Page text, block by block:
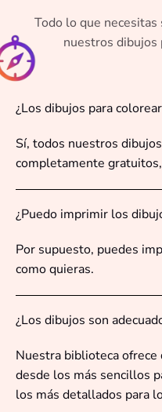
Todo lo que
nuestros dibujos
¿Los dibujos para
Sí, todos nuestros
completamente
¿Puedo imprimir los
Por supuesto, puedes
como quieras.
¿Los dibujos son
Nuestra biblioteca
desde los más sencillos
los más detallados para